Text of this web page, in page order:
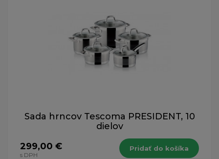
Sada hrncov Tescoma PRESIDENT, 10
dielov
299,00 €
s DPH
Pridať do košíka